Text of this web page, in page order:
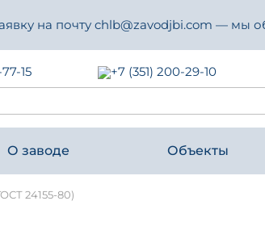
на почту chlb@zavodjbi.com — мы
15 +7 (351) 200-29-10
О заводе Объекты
24155-80)